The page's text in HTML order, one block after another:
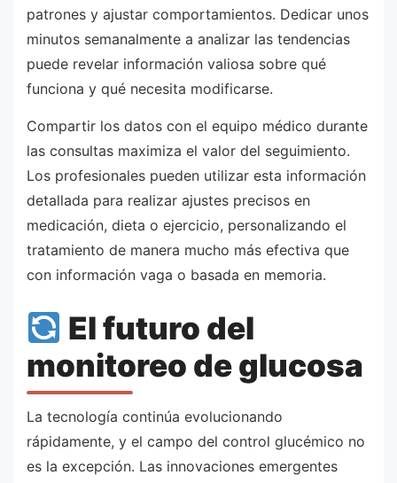
patrones y ajustar comportamientos. Dedicar unos
minutos semanalmente a analizar las tendencias
puede revelar información valiosa sobre qué
funciona y qué necesita modificarse.
Compartir los datos con el equipo médico durante
las consultas maximiza el valor del seguimiento.
Los profesionales pueden utilizar esta información
detallada para realizar ajustes precisos en
medicación, dieta o ejercicio, personalizando el
tratamiento de manera mucho más efectiva que
con información vaga o basada en memoria.
El futuro del
monitoreo de glucosa
La tecnología continúa evolucionando
rápidamente, y el campo del control glucémico no
es la excepción. Las innovaciones emergentes